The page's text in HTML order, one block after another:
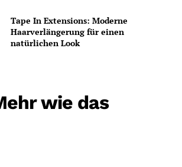
Tape In Extensions: Moderne
Haarverlängerung für einen
natürlichen Look
wie das